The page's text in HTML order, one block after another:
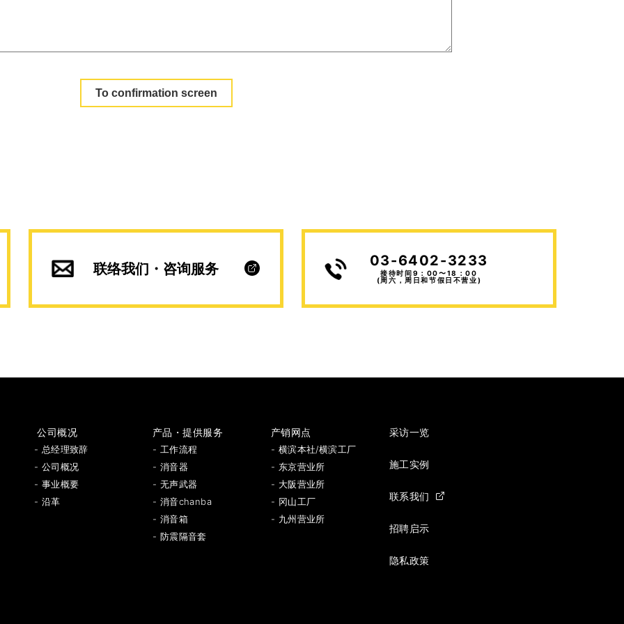
联络我们・咨询服务 03-6402-3233
接待时间9：00〜18：00
(周六，周日和节假日不营业)
公司概况
- 总经理致辞
- 公司概况
- 事业概要
- 沿革
产品・提供服务
- 工作流程
- 消音器
- 无声武器
- 消音chanba
- 消音箱
- 防震隔音套
产销网点
- 横滨本社/横滨工厂
- 东京营业所
- 大阪营业所
- 冈山工厂
- 九州营业所
采访一览
施工实例
联系我们
招聘启示
隐私政策